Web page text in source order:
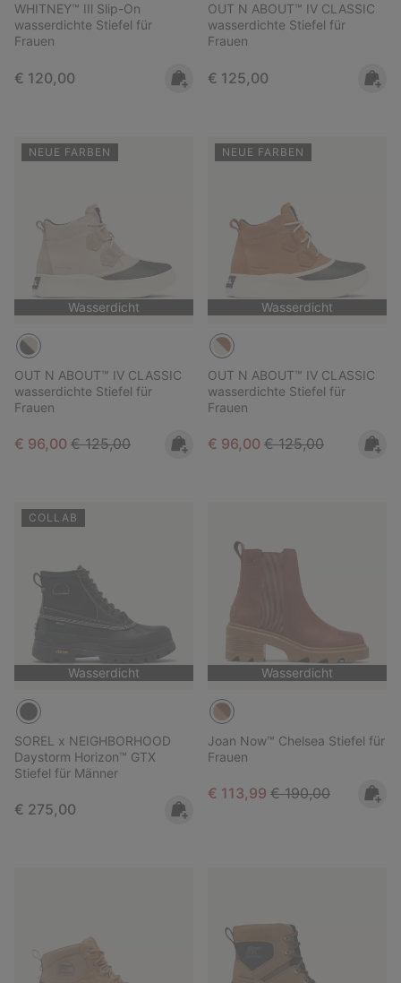
WHITNEY™ IIl Slip-On
wasserdichte Stiefel für
Frauen
Regular price:
€ 120,00
OUT N ABOUT™ IV CLASSIC
wasserdichte Stiefel für
Frauen
Regular price:
€ 125,00
NEUE FARBEN
Wasserdicht
OUT N ABOUT™ IV CLASSIC
wasserdichte Stiefel für
Frauen
Sale price:
€ 96,00 Regular price:
€ 125,00
NEUE FARBEN
Wasserdicht
OUT N ABOUT™ IV CLASSIC
wasserdichte Stiefel für
Frauen
Sale price:
€ 96,00 Regular price:
€ 125,00
COLLAB
Wasserdicht
SOREL x NEIGHBORHOOD
Daystorm Horizon™ GTX
Stiefel für Männer
Regular price:
€ 275,00
Wasserdicht
Joan Now™ Chelsea Stiefel für
Frauen
Sale price:
€ 113,99 Regular price:
€ 190,00